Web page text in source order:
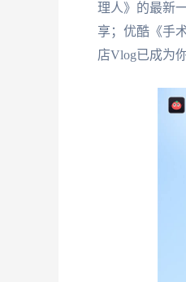
理人》的最新
享；优酷《手
店Vlog已成为